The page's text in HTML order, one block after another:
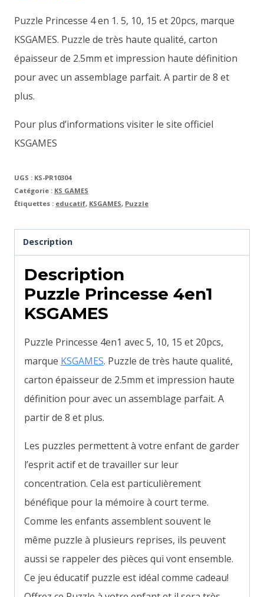
Puzzle Princesse 4 en 1. 5, 10, 15 et 20pcs, marque
KSGAMES. Puzzle de très haute qualité, carton
épaisseur de 2.5mm et impression haute définition
pour avec un assemblage parfait. A partir de 8 et
plus.
Pour plus d’informations visiter le site officiel
KSGAMES
UGS : KS-PR10304
Catégorie : KS GAMES
Étiquettes : educatif, KSGAMES, Puzzle
Description
Description
Puzzle Princesse 4en1
KSGAMES
Puzzle Princesse 4en1 avec 5, 10, 15 et 20pcs,
marque KSGAMES. Puzzle de très haute qualité,
carton épaisseur de 2.5mm et impression haute
définition pour avec un assemblage parfait. A
partir de 8 et plus.
Les puzzles permettent à votre enfant de garder
l’esprit actif et de travailler sur leur
concentration. Cela est particulièrement
bénéfique pour la mémoire à court terme.
Comme les enfants assemblent souvent le
même puzzle à plusieurs reprises, ils peuvent
aussi se rappeler des pièces qui vont ensemble.
Ce jeu éducatif puzzle est idéal comme cadeau!